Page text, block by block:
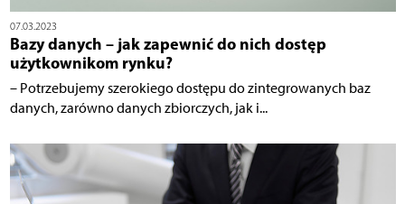
07.03.2023
Bazy danych – jak zapewnić do nich dostęp
użytkownikom rynku?
– Potrzebujemy szerokiego dostępu do zintegrowanych baz
danych, zarówno danych zbiorczych, jak i...